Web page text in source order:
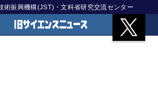
振興機構(JST)・文科省研究交流センター
スニュース